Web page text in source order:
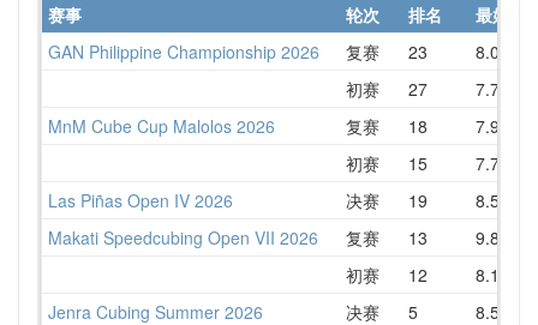
赛事 轮次 排名
最好
GAN Philippine Championship 2026
复赛 23
8.06
初赛
27 7.74
MnM Cube Cup Malolos 2026
复赛 18
7.90
初赛
15
7.75
Las Piñas Open IV 2026
决赛 19 8.58
Makati Speedcubing Open VII 2026
复赛 13 9.80
初赛
12
8.13
Jenra Cubing Summer 2026
决赛 5
8.53